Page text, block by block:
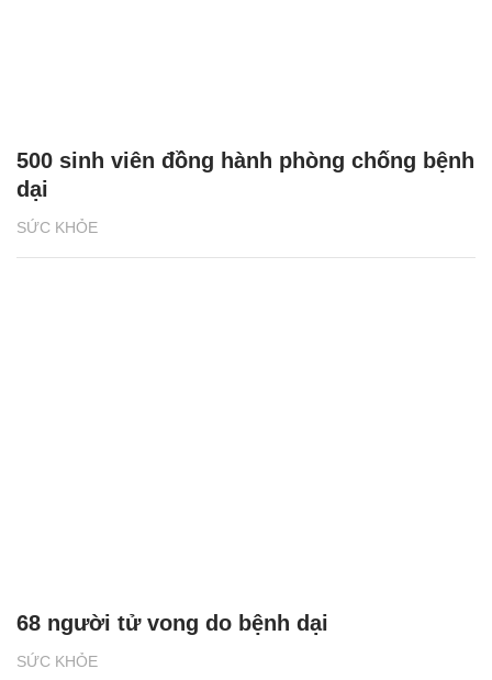
SỨC KHỎE
500 sinh viên đồng hành phòng chống bệnh
dại
SỨC KHỎE
68 người tử vong do bệnh dại